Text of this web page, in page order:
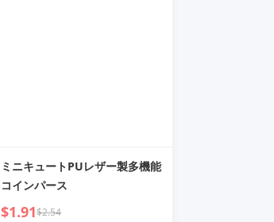
ミニキュートPUレザー製多機能
コインパース
$1.91$2.54